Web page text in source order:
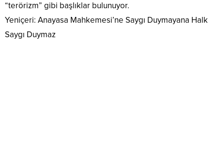
“terörizm” gibi başlıklar bulunuyor.
Yeniçeri: Anayasa Mahkemesi’ne Saygı Duymayana Halk
Saygı Duymaz